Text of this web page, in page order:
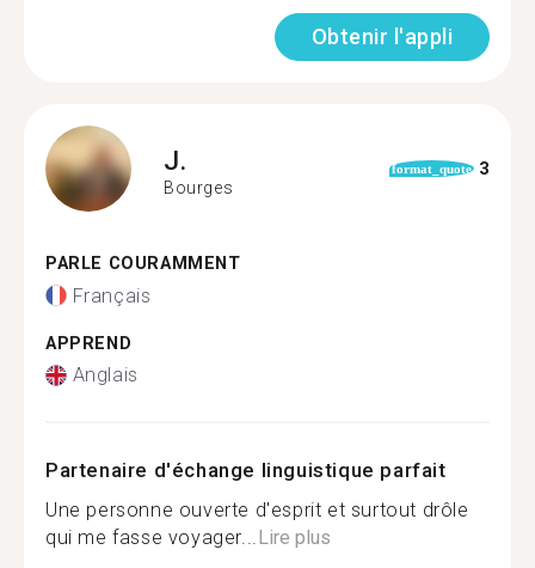
Obtenir l'appli
J.
Bourges
format_quote 3
PARLE COURAMMENT
Français
APPREND
Anglais
Partenaire d'échange linguistique parfait
Une personne ouverte d'esprit et surtout drôle
qui me fasse voyager...Lire plus